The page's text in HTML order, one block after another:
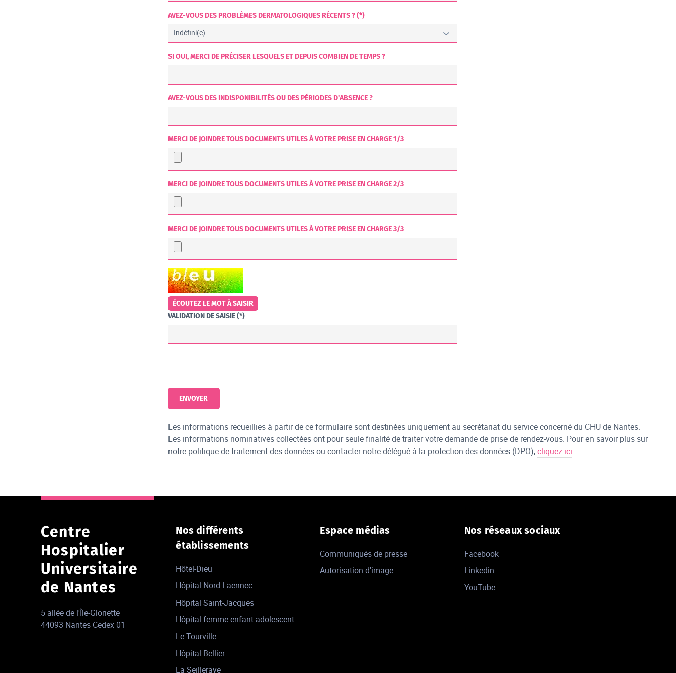
AVEZ-VOUS DES PROBLÈMES DERMATOLOGIQUES RÉCENTS ? (*)
SI OUI, MERCI DE PRÉCISER LESQUELS ET DEPUIS COMBIEN DE TEMPS ?
AVEZ-VOUS DES INDISPONIBILITÉS OU DES PÉRIODES D'ABSENCE ?
MERCI DE JOINDRE TOUS DOCUMENTS UTILES À VOTRE PRISE EN CHARGE 1/3
MERCI DE JOINDRE TOUS DOCUMENTS UTILES À VOTRE PRISE EN CHARGE 2/3
MERCI DE JOINDRE TOUS DOCUMENTS UTILES À VOTRE PRISE EN CHARGE 3/3
CHAMP POUR LES ROBOTS. SI VOUS ÊTES HUMAINS, MERCI DE LE LAISSER VIDE.
ÉCOUTEZ LE MOT À SAISIR
VALIDATION DE SAISIE (*)
Les informations recueillies à partir de ce formulaire sont destinées uniquement au secrétariat du service concerné du CHU de Nantes.
Les informations nominatives collectées ont pour seule finalité de traiter votre demande de prise de rendez-vous. Pour en savoir plus sur
notre politique de traitement des données ou contacter notre délégué à la protection des données (DPO),cliquez ici.
Centre
Hospitalier
Universitaire
de Nantes
5 allée de l'Île-Gloriette
44093 Nantes Cedex 01
Nos différents
établissements
Hôtel-Dieu
Hôpital Nord Laennec
Hôpital Saint-Jacques
Hôpital femme-enfant-adolescent
Le Tourville
Hôpital Bellier
La Seilleraye
Espace médias
Communiqués de presse
Autorisation d'image
Nos réseaux sociaux
Facebook
Linkedin
YouTube